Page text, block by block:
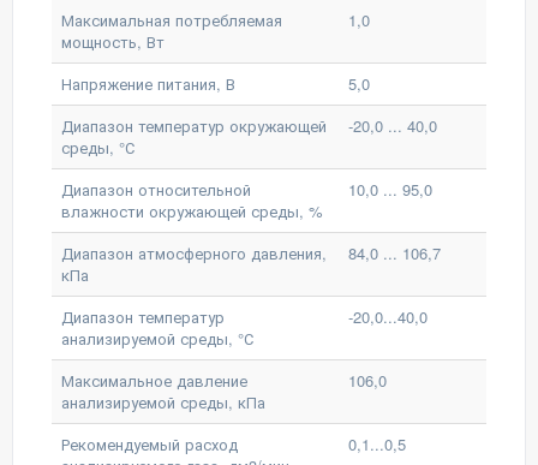
Максимальная потребляемая
мощность, Вт
1,0
Напряжение питания, В
5,0
Диапазон температур окружающей
среды, °С
-20,0 ... 40,0
Диапазон относительной
влажности окружающей среды, %
10,0 ... 95,0
Диапазон атмосферного давления,
кПа
84,0 ... 106,7
Диапазон температур
анализируемой среды, °С
-20,0...40,0
Максимальное давление
анализируемой среды, кПа
106,0
Рекомендуемый расход
0,1...0,5